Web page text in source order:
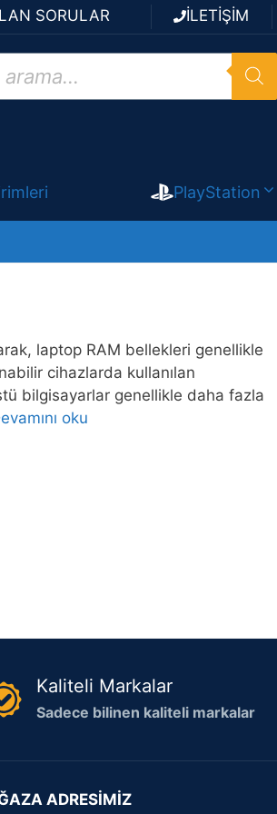
SORULAR İLETİŞİM
PlayStation
laptop RAM bellekleri genellikle
cihazlarda kullanılan
bilgisayarlar genellikle daha fazla
oku
Kaliteli Markalar
Sadece bilinen kaliteli markalar
ADRESİMİZ